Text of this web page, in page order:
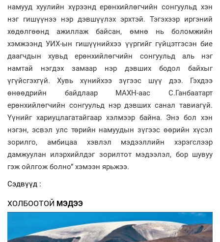
намууд хуулийн хүрээнд ерөнхийлөгчийн сонгуульд хэн
нэг гишүүнээ нэр дэвшүүлэх эрхтэй. Тэгэхээр иргэний
хөдөлгөөнд ажиллаж байсан, өмнө нь боломжийн
хэмжээнд УИХ-ын гишүүнийхээ үүргийг гүйцэтгэсэн бие
даагчдын хувьд ерөнхийлөгчийн сонгуульд аль нэг
намтай нэгдэх замаар нэр дэвших бодол байхыг
үгүйсгэхгүй. Хувь хүнийхээ зүгээс шүү дээ. Гэхдээ
өнөөдрийн байдлаар МАХН-аас С.Ганбаатарт
ерөнхийлөгчийн сонгуульд нэр дэвших санал тавиагүй.
Үүнийг хариуцлагатайгаар хэлмээр байна. Энэ бол хэн
нэгэн, эсвэл улс төрийн намуудын зүгээс өөрийн хүсэл
зорилго, амбицаа хэвлэл мэдээллийн хэрэгслээр
дамжуулан илэрхийлдэг зорилтот мэдээлэл, бор шувуу
гэж ойлгож болно” хэмээн ярьжээ.
Сэдвүүд :
ХОЛБООТОЙ МЭДЭЭ